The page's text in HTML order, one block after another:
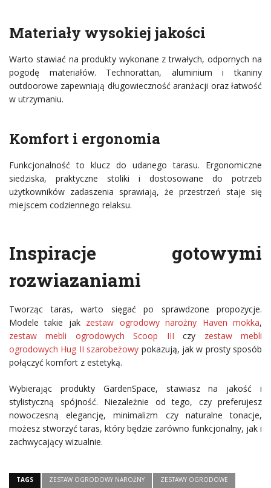
Materiały wysokiej jakości
Warto stawiać na produkty wykonane z trwałych, odpornych na
pogodę materiałów. Technorattan, aluminium i tkaniny
outdoorowe zapewniają długowieczność aranżacji oraz łatwość
w utrzymaniu.
Komfort i ergonomia
Funkcjonalność to klucz do udanego tarasu. Ergonomiczne
siedziska, praktyczne stoliki i dostosowane do potrzeb
użytkowników zadaszenia sprawiają, że przestrzeń staje się
miejscem codziennego relaksu.
Inspiracje gotowymi
rozwiazaniami
Tworząc taras, warto sięgać po sprawdzone propozycje.
Modele takie jak zestaw ogrodowy narożny Haven mokka,
zestaw mebli ogrodowych Scoop III czy zestaw mebli
ogrodowych Hug II szarobeżowy pokazują, jak w prosty sposób
połączyć komfort z estetyką.
Wybierając produkty GardenSpace, stawiasz na jakość i
stylistyczną spójność. Niezależnie od tego, czy preferujesz
nowoczesną elegancję, minimalizm czy naturalne tonacje,
możesz stworzyć taras, który będzie zarówno funkcjonalny, jak i
zachwycający wizualnie.
TAGS ZESTAW OGRODOWY NAROŻNY ZESTAWY OGRODOWE